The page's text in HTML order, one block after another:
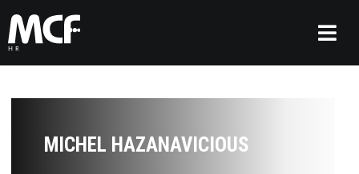
MICHEL HAZANAVICIOUS